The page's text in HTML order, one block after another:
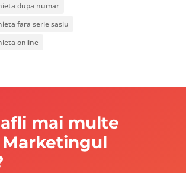
dupa numar
fara serie sasiu
online
mai multe